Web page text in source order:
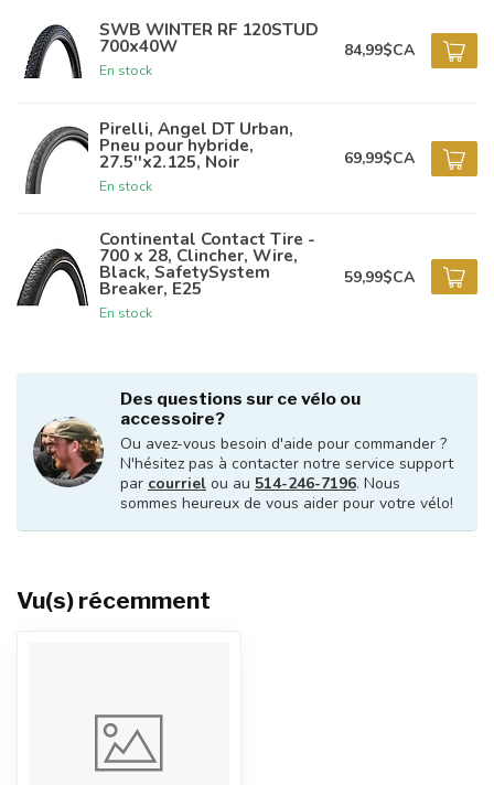
SWB WINTER RF 120STUD
700x40W
En stock
84,99$CA
Pirelli, Angel DT Urban,
Pneu pour hybride,
27.5''x2.125, Noir
En stock
69,99$CA
Continental Contact Tire -
700 x 28, Clincher, Wire,
Black, SafetySystem
Breaker, E25
En stock
59,99$CA
Des questions sur ce vélo ou
accessoire?
Ou avez-vous besoin d'aide pour commander ?
N'hésitez pas à contacter notre service support
par courriel ou au 514-246-7196. Nous
sommes heureux de vous aider pour votre vélo!
Vu(s) récemment